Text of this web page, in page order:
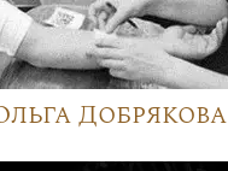
Добрякова